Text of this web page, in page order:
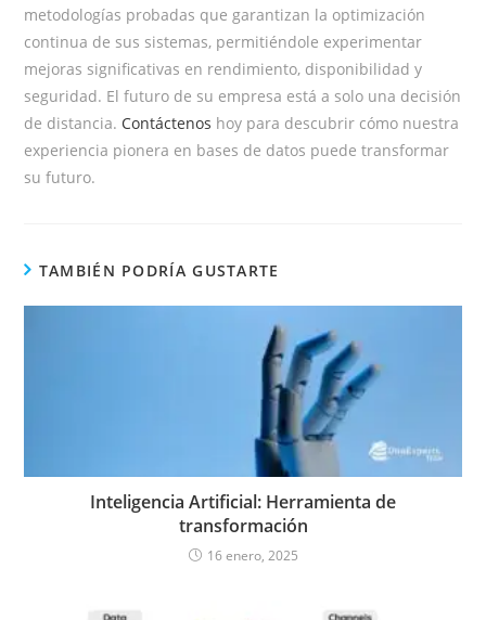
metodologías probadas que garantizan la optimización
continua de sus sistemas, permitiéndole experimentar
mejoras significativas en rendimiento, disponibilidad y
seguridad. El futuro de su empresa está a solo una decisión
de distancia. Contáctenos hoy para descubrir cómo nuestra
experiencia pionera en bases de datos puede transformar
su futuro.
TAMBIÉN PODRÍA GUSTARTE
Inteligencia Artificial: Herramienta de
transformación
16 enero, 2025